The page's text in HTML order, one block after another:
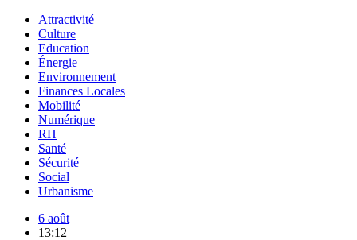
Attractivité
Culture
Education
Énergie
Environnement
Finances Locales
Mobilité
Numérique
RH
Santé
Sécurité
Social
Urbanisme
6 août
13:12